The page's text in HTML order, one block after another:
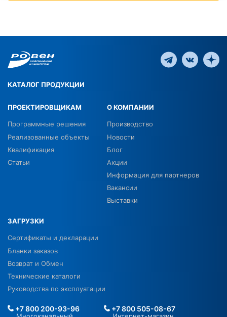
КАТАЛОГ ПРОДУКЦИИ
ПРОЕКТИРОВЩИКАМ
Программные решения
Реализованные объекты
Квалификация
Статьи
О КОМПАНИИ
Производство
Новости
Блог
Акции
Информация для партнеров
Вакансии
Выставки
ЗАГРУЗКИ
Сертификаты и декларации
Бланки заказов
Возврат и Обмен
Технические каталоги
Руководства по эксплуатации
+7 800 200-93-96 +7 800 505-08-67